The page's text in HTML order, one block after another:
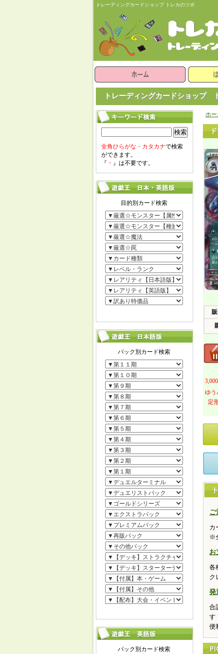
トレーディングカードショップ トレカのツボ
トレーディングカードショップ
検索
全角ひらがな・カタカナで検索
ができます。
『 ・ 』は不要です。
ホ
ゆう
定
ご
カ
※
お
各
ク
発
合
す
便